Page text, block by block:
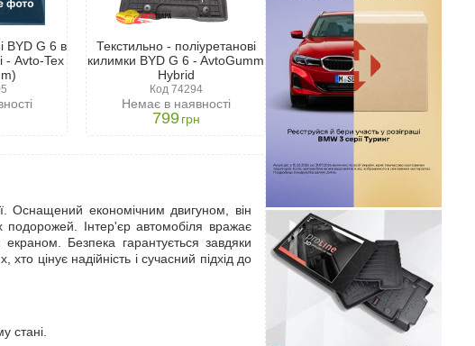
BYD G 6 в
- Avto-Tex
Текстильно - поліуретанові
килимки BYD G 6 - AvtoGumm
Hybrid
Код 74294
Немає в наявності
799 грн
Оснащений економічним двигуном, він
подорожей. Інтер'єр автомобіля вражає
Безпека гарантується завдяки
цінує надійність і сучасний підхід до
стані.